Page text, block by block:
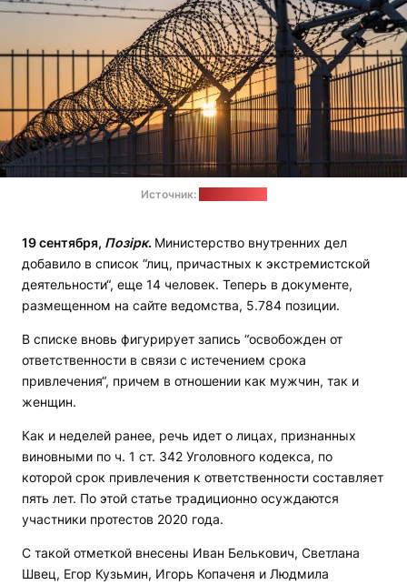
Источник:
19 сентября, Позірк. Министерство внутренних дел
добавило в список “лиц, причастных к экстремистской
деятельности“, еще 14 человек. Теперь в документе,
размещенном на сайте ведомства, 5.784 позиции.
В списке вновь фигурирует запись “освобожден от
ответственности в связи с истечением срока
привлечения“, причем в отношении как мужчин, так и
женщин.
Как и неделей ранее, речь идет о лицах, признанных
виновными по ч. 1 ст. 342 Уголовного кодекса, по
которой срок привлечения к ответственности составляет
пять лет. По этой статье традиционно осуждаются
участники протестов 2020 года.
С такой отметкой внесены Иван Белькович, Светлана
Швец, Егор Кузьмин, Игорь Копаченя и Людмила